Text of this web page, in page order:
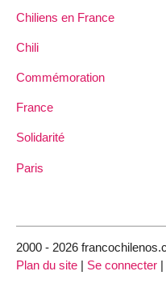
Chiliens en France
Chili
Commémoration
France
Solidarité
Paris
2000 - 2026
Plan du site
Se connecter